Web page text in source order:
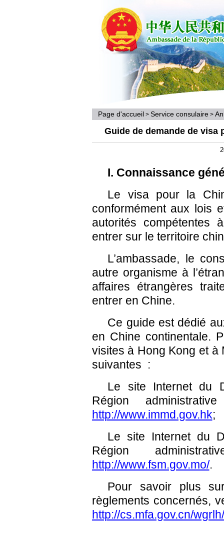
Page d'accueil > Service consulaire>
Guide de demande de visa
I. Connaissance
Le visa pour la
conformément aux lois
autorités compétentes
entrer sur le territoire
L’ambassade, le
autre organisme à
affaires étrangères
entrer en Chine.
Ce guide est dédié
en Chine continentale.
visites à Hong Kong et à
suivantes :
Le site Internet du
Région
http://www.immd.gov.hk;
Le site Internet du
Région
http://www.fsm.gov.mo/.
Pour savoir plus
règlements concernés,
http://cs.mfa.gov.cn/